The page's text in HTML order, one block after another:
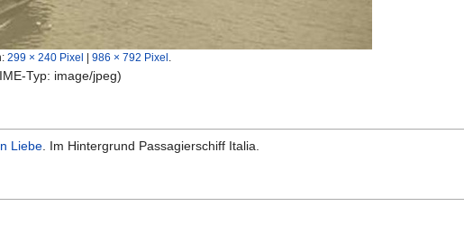
299 × 240 Pixel | 986 × 792 Pixel
Typ: image/jpeg)
Liebe . Im Hintergrund Passagierschiff Italia.